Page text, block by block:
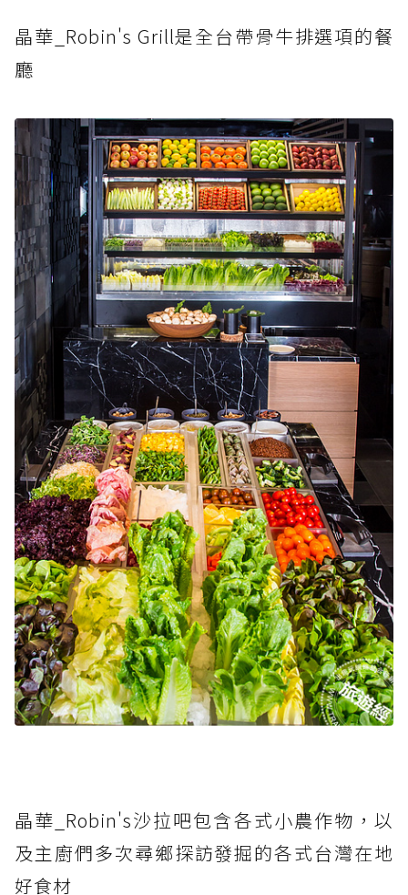
晶華_Robin's Grill是全台帶骨牛排選項的餐
廳
晶華_Robin's沙拉吧包含各式小農作物，以
及主廚們多次尋鄉探訪發掘的各式台灣在地
好食材